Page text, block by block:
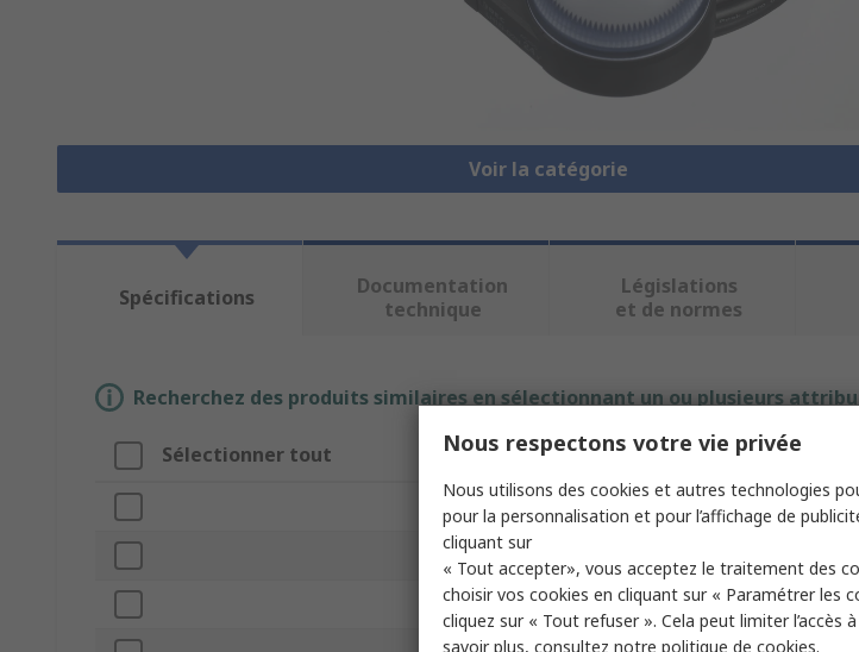
Voir la catégorie
Spécifications
Documentation
technique
Législations
et de normes
Recherchez des produits similaires en sélectionnant un ou plusieurs
Sélectionner tout Attribut Valeur
Marque Idec
Voltage
Product Type Panel Mount
Nous respectons votre vie privée
Nous utilisons des cookies et autres technologies
pour la personnalisation et pour l’affichage de
cliquant sur
« Tout accepter», vous acceptez le traitement des
choisir vos cookies en cliquant sur « Paramétrer les
cliquez sur « Tout refuser ». Cela peut limiter l’accès
savoir plus, consultez notre politique de cookies.